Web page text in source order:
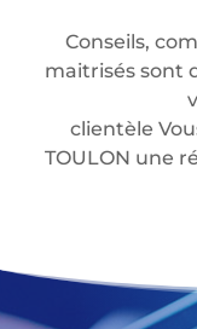
Conseils,
maitrisés sont
clientèle
TOULON une